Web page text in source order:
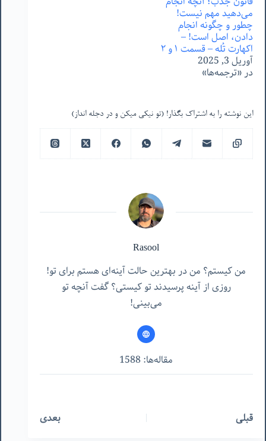
می‌دهید مهم نیست!
چطور و چگونه انجام
دادن، اصل است! –
اکهارت تُله – قسمت ١ و ٢
آوریل 3, 2025
در «ترجمه‌ها»
این نوشته را به اشتراک بگذار! (تو نیکی میکن و در دجله انداز)
Rasool
من کیستم؟ من در بهترین حالت آینه‌ای هستم برای تو!
روزی از آینه پرسیدند تو کیستی؟ گفت آنچه تو
می‌بینی!
مقاله‌ها: 1588
قبلی بعدی